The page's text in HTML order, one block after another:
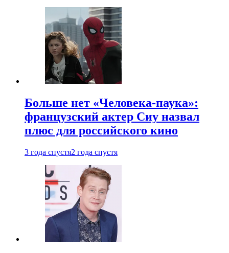
Больше нет «Человека-паука»:
французский актер Сиу назвал
плюс для российского кино
3 года спустя2 года спустя